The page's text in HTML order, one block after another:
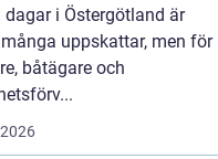
dagar i Östergötland är
uppskattar, men för
båtägare och